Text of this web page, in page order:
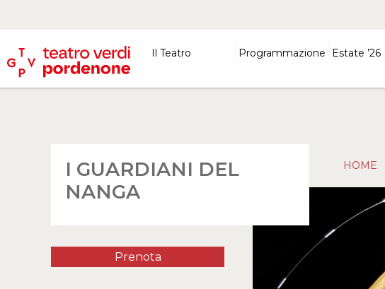
Il Teatro Programmazione Estate ’26
I GUARDIANI DEL
NANGA
Prenota
HOME